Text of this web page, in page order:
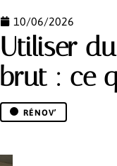
10/06/2026
Utiliser
brut : ce
RÉNOV’